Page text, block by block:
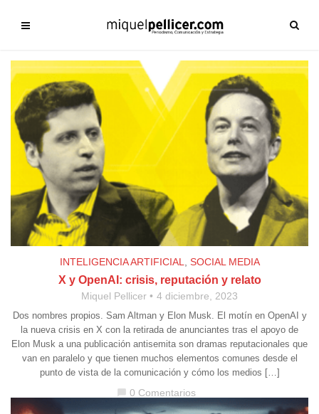
INTELIGENCIA ARTIFICIAL, SOCIAL MEDIA
X y OpenAI: crisis, reputación y relato
Miquel Pellicer 4 diciembre, 2023
Dos nombres propios. Sam Altman y Elon Musk. El motín en OpenAI y
la nueva crisis en X con la retirada de anunciantes tras el apoyo de
Elon Musk a una publicación antisemita son dramas reputacionales que
van en paralelo y que tienen muchos elementos comunes desde el
punto de vista de la comunicación y cómo los medios […]
chat_bubble 0 Comentarios